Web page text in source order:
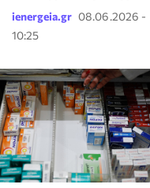
ienergeia.gr 08.06.2026 -
10:25